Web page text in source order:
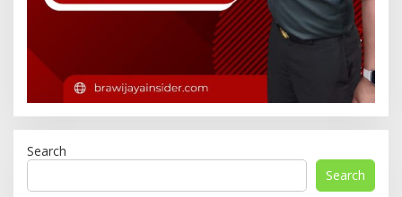
Search
Search